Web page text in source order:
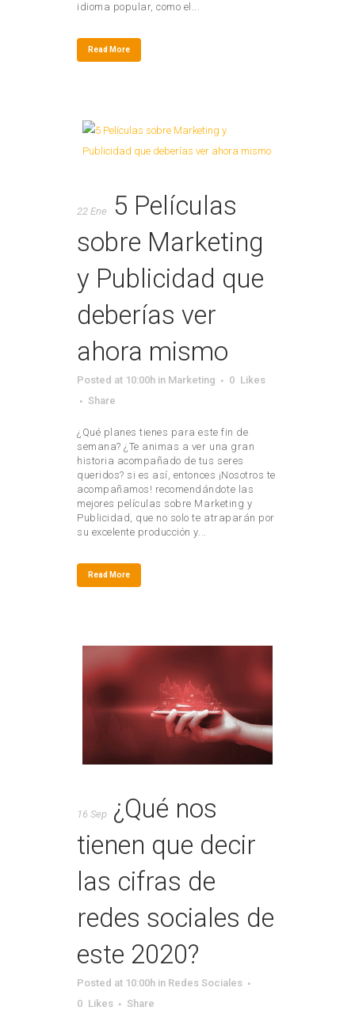
idioma popular, como el...
Read More
22 Ene
5 Películas
sobre Marketing
y Publicidad que
deberías ver
ahora mismo
Posted at 10:00h in Marketing 0 Likes
Share
¿Qué planes tienes para este fin de
semana? ¿Te animas a ver una gran
historia acompañado de tus seres
queridos? si es así, entonces ¡Nosotros te
acompañamos! recomendándote las
mejores películas sobre Marketing y
Publicidad, que no solo te atraparán por
su excelente producción y...
Read More
16 Sep ¿Qué nos
tienen que decir
las cifras de
redes sociales de
este 2020?
Posted at 10:00h in Redes Sociales
0 Likes Share